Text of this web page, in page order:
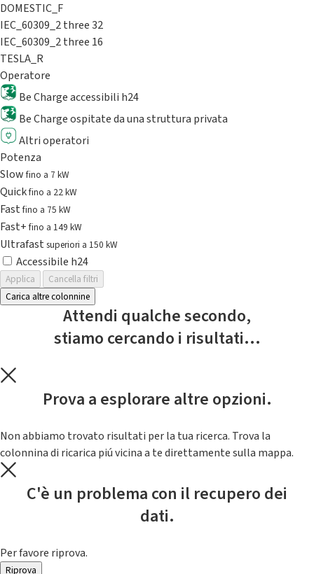
DOMESTIC_F
IEC_60309_2 three 32
IEC_60309_2 three 16
TESLA_R
Operatore
Be Charge accessibili h24
Be Charge ospitate da una struttura privata
Altri operatori
Potenza
Slowfino a 7 kW
Quickfino a 22 kW
Fastfino a 75 kW
Fast+fino a 149 kW
Ultrafast superiori a 150 kW
Accessibile h24
Applica
Cancella filtri
Carica altre colonnine
Attendi qualche secondo,
stiamo cercando i risultati...
Prova a esplorare altre opzioni.
Non abbiamo trovato risultati per la tua ricerca. Trova la
colonnina di ricarica piú vicina a te direttamente sulla mappa.
C'è un problema con il recupero dei
dati.
Per favore riprova.
Riprova